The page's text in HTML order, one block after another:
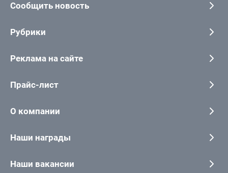
Сообщить новость
Рубрики
Реклама на сайте
Прайс-лист
О компании
Наши награды
Наши вакансии